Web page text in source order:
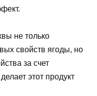
не только
свойств ягоды, но
за счет
этот продукт